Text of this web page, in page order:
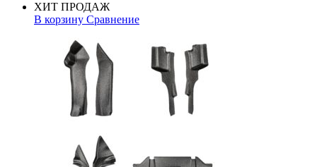
ХИТ ПРОДАЖ
В корзину Сравнение